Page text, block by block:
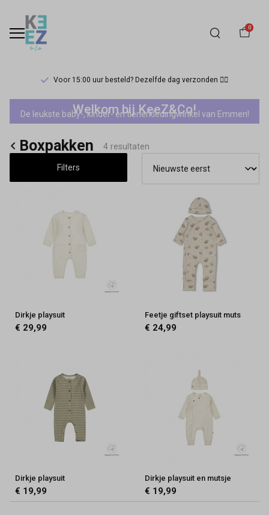
0
Voor 15:00 uur besteld? Dezelfde dag verzonden 🏃‍♀️
Boxpakken
Keez&Co
Welkom bij KeeZ&Co!
De leukste baby-, kinder- en tienerkledingwinkel van Emmen!
Boxpakken 4 resultaten
Filters
Dirkje playsuit
€ 29,99
Feetje giftset playsuit muts
€ 24,99
Dirkje playsuit
€ 19,99
Dirkje playsuit en mutsje
€ 19,99